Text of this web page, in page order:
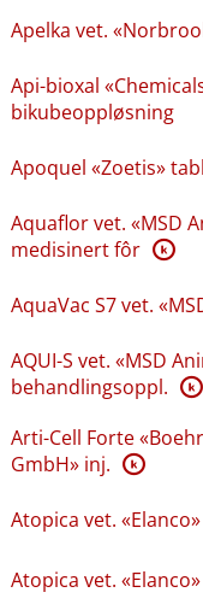
Apelka vet.
Api-bioxal
bikubeoppløsning
Apoquel «Zoetis»
Aquaflor vet. «MSD
medisinert fôr K
AquaVac S7 vet.
AQUI-S vet. «MSD
behandlingsoppl. K
Arti-Cell Forte
GmbH» inj. K
Atopica vet.
Atopica vet.